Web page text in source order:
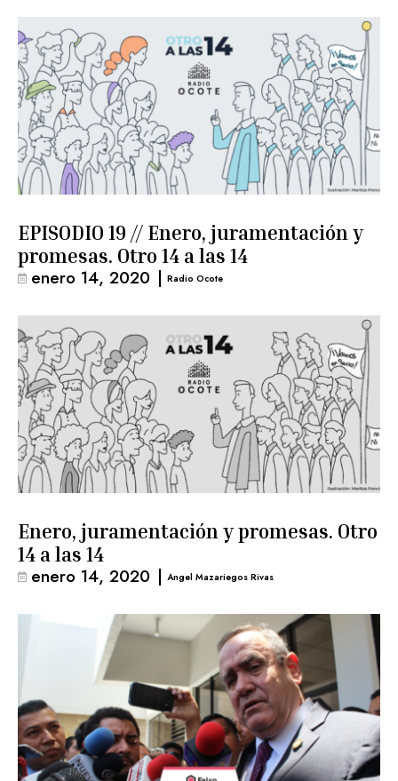
EPISODIO 19 // Enero, juramentación y
promesas. Otro 14 a las 14
enero 14, 2020 | Radio Ocote
Enero, juramentación y promesas. Otro
14 a las 14
enero 14, 2020 | Angel Mazariegos Rivas